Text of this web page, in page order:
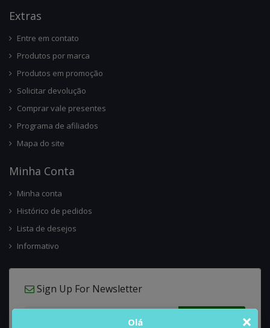
ExtRas
Entre em contato
Produtos por marca
Produtos em promoção
Solicitar devolução
Comprar vale presentes
Programa de afiliados
Mapa do site
Minha Conta
Minha conta
Histórico de pedidos
Lista de desejos
Informativo
Sign Up For Newsletter
×
Olá